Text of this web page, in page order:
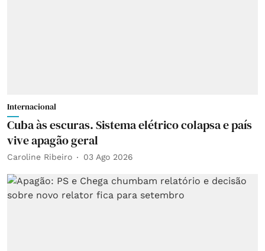
Internacional
Cuba às escuras. Sistema elétrico colapsa e país
vive apagão geral
Caroline Ribeiro 03 Ago 2026